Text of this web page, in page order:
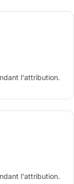
l'attribution.
l'attribution.